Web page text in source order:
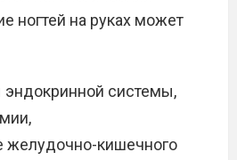
ногтей на руках может
эндокринной системы,
желудочно-кишечного